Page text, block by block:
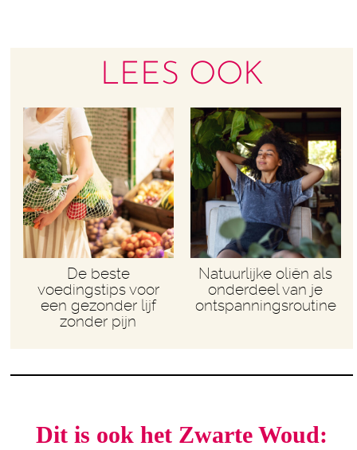
LEES OOK
De beste
voedingstips voor
een gezonder lijf
zonder pijn
Natuurlijke oliën als
onderdeel van je
ontspanningsroutine
Dit is ook het Zwarte Woud: